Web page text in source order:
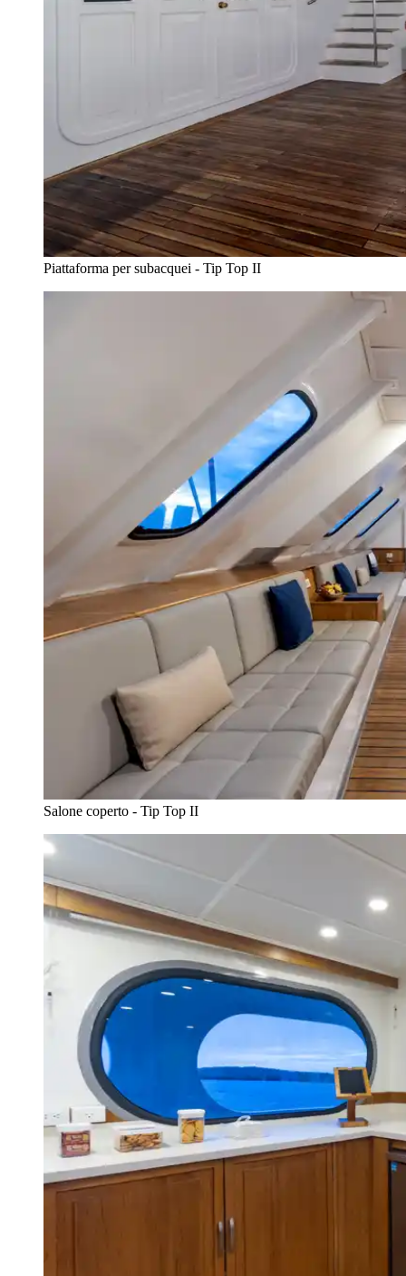
Piattaforma per subacquei - Tip Top II
Salone coperto - Tip Top II